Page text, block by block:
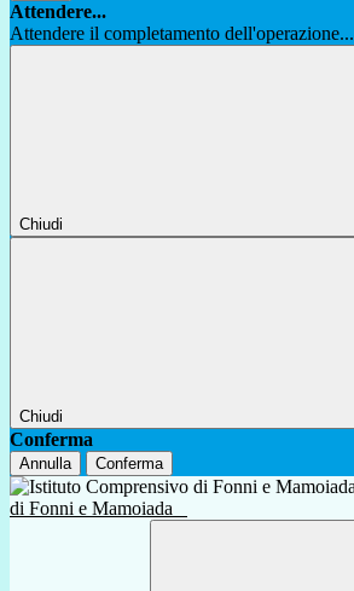
Attendere...
Attendere il completamento dell'operazione...
Chiudi
Chiudi
Conferma
Annulla Conferma
di Fonni e Mamoiada